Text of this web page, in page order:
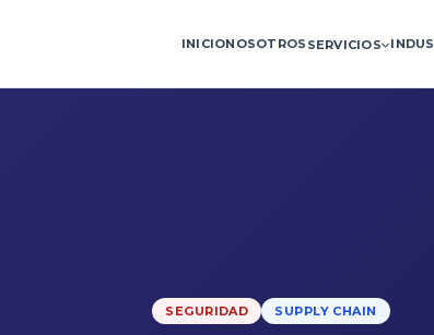
INICIONOSOTROS SERVICIOS
SEGURIDAD SUPPLY CHAIN